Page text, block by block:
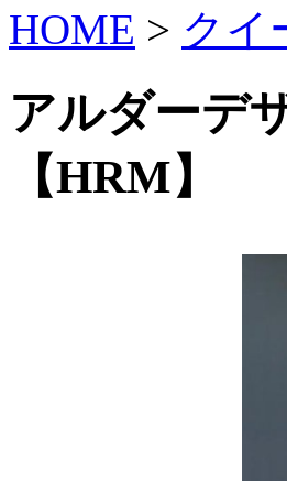
HOME > クイ
アルダーデ
【HRM】